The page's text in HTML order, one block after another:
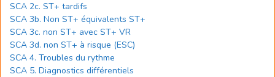
SCA 2c. ST+ tardifs
SCA 3b. Non ST+ équivalents ST+
SCA 3c. non ST+ avec ST+ VR
SCA 3d. non ST+ à risque (ESC)
SCA 4. Troubles du rythme
SCA 5. Diagnostics différentiels